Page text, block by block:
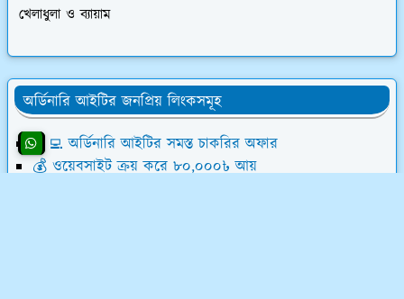
খেলাধুলা ও ব্যায়াম
অর্ডিনারি আইটির জনপ্রিয় লিংকসমূহ
👨‍💻 অর্ডিনারি আইটির সমস্ত চাকরির অফার
💰 ওয়েবসাইট ক্রয় করে ৮০,০০০৳ আয়